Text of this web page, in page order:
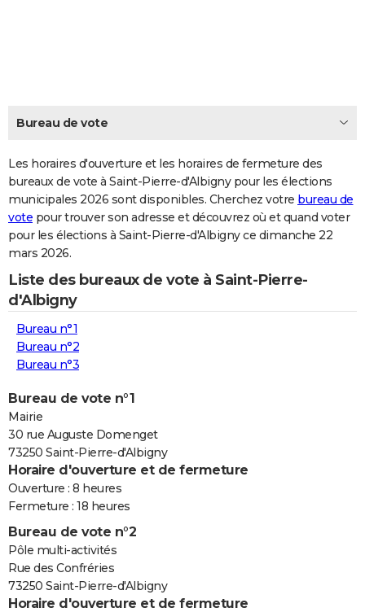
CARTE DE VOEUX
Dictionnaire
Biographies
Citations
Expressions
Proverbes
PROGRAMME TV
COPAINS D'AVANT
S'inscrire
Se connecter
Lycées
Collèges
Primaires
Universités
Entreprises
Service militaire
Avis de recherche
AVIS DE DÉCÈS
FORUM
Bricolage
Lifestyle
Culture
Sport
Auto
Television
Voyage
Cinema
Bureau de vote
Les horaires d'ouverture et les horaires de fermeture des
bureaux de vote à Saint-Pierre-d'Albigny pour les élections
municipales 2026 sont disponibles. Cherchez votre bureau de
vote pour trouver son adresse et découvrez où et quand voter
pour les élections à Saint-Pierre-d'Albigny ce dimanche 22
mars 2026.
Liste des bureaux de vote à Saint-Pierre-
d'Albigny
Bureau n°1
Bureau n°2
Bureau n°3
Bureau de vote n°1
Mairie
30 rue Auguste Domenget
73250 Saint-Pierre-d'Albigny
Horaire d'ouverture et de fermeture
Ouverture : 8 heures
Fermeture : 18 heures
Bureau de vote n°2
Pôle multi-activités
Rue des Confréries
73250 Saint-Pierre-d'Albigny
Horaire d'ouverture et de fermeture